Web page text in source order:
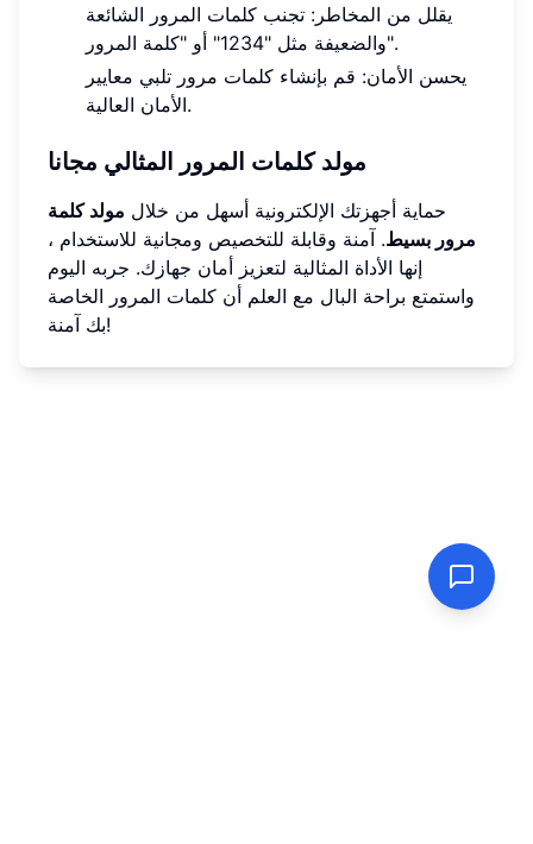
يقلل من المخاطر: تجنب كلمات المرور الشائعة
والضعيفة مثل "1234" أو "كلمة المرور".
يحسن الأمان: قم بإنشاء كلمات مرور تلبي معايير
الأمان العالية.
مولد كلمات المرور المثالي مجانا
حماية أجهزتك الإلكترونية أسهل من خلال مولد كلمة
مرور بسيط. آمنة وقابلة للتخصيص ومجانية للاستخدام ،
إنها الأداة المثالية لتعزيز أمان جهازك. جربه اليوم
واستمتع براحة البال مع العلم أن كلمات المرور الخاصة
بك آمنة!